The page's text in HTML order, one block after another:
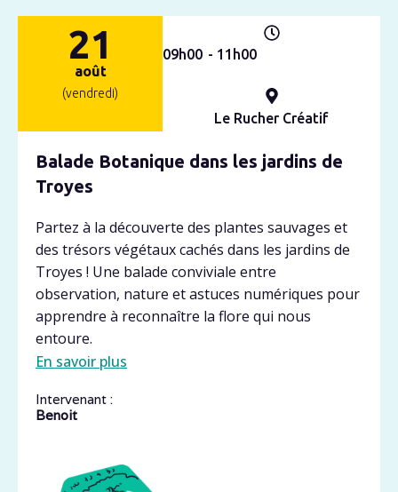
21
août
(vendredi)
09h00 - 11h00
Le Rucher Créatif
Balade Botanique dans les jardins de
Troyes
Partez à la découverte des plantes sauvages et
des trésors végétaux cachés dans les jardins de
Troyes ! Une balade conviviale entre
observation, nature et astuces numériques pour
apprendre à reconnaître la flore qui nous
entoure.
En savoir plus
Intervenant :
Benoit